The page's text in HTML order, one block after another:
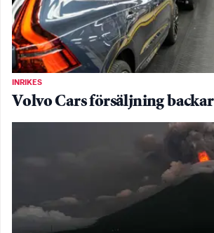
INRIKES
Volvo Cars försäljning backar